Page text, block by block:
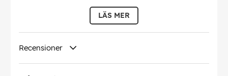
Förpackningen innehåller
1 slinga
1 snabbguide
LÄS MER
Recensioner